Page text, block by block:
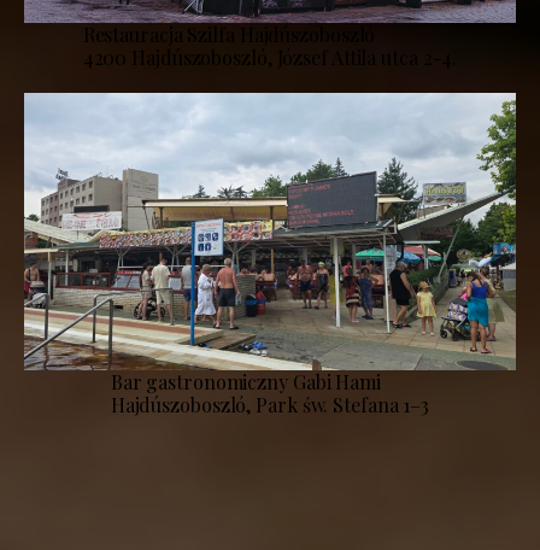
Restauracja Szilfa Hajdúszoboszló
4200 Hajdúszoboszló, József Attila utca 2-4.
Bar gastronomiczny Gabi Hami
Hajdúszoboszló, Park św. Stefana 1–3